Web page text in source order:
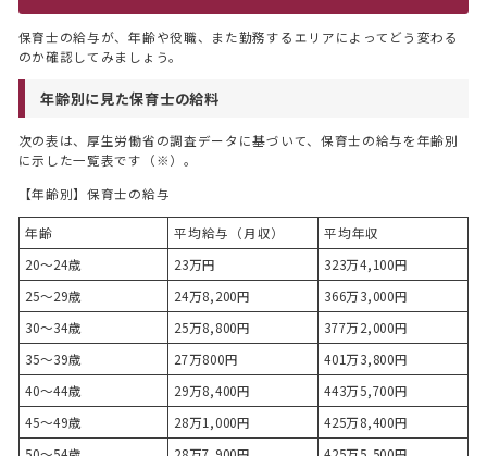
保育士の給与が、年齢や役職、また勤務するエリアによってどう変わる
のか確認してみましょう。
年齢別に見た保育士の給料
次の表は、厚生労働省の調査データに基づいて、保育士の給与を年齢別
に示した一覧表です（※）。
【年齢別】保育士の給与
年齢 平均給与（月収）
平均年収
20～24歳
23万円
323万4,100円
25～29歳
24万8,200円
366万3,000円
30～34歳
25万8,800円
377万2,000円
35～39歳
27万800円
401万3,800円
40～44歳
29万8,400円
443万5,700円
45～49歳
28万1,000円
425万8,400円